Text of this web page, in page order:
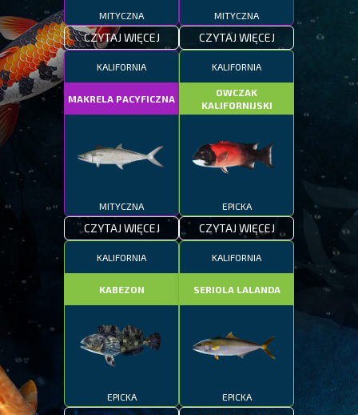
MITYCZNA
CZYTAJ WIĘCEJ
MITYCZNA
CZYTAJ WIĘCEJ
KALIFORNIA
MAKRELA PACYFICZNA
MITYCZNA
CZYTAJ WIĘCEJ
KALIFORNIA
OWCZAK
KALIFORNIJSKI
EPICKA
CZYTAJ WIĘCEJ
KALIFORNIA
KABEZON
EPICKA
KALIFORNIA
SERIOLA LALANDA
EPICKA